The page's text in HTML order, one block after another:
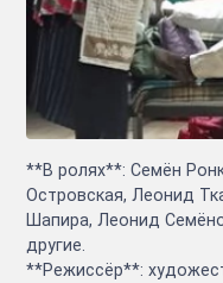
**В ролях**: Семён
Островская, Леонид
Шапира, Леонид
другие.
**Режиссёр**: